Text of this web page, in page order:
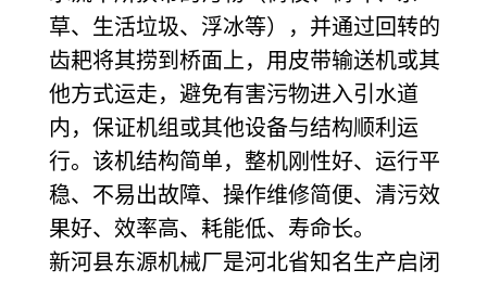
草、生活垃圾、浮冰等），并通过回转的
齿耙将其捞到桥面上，用皮带输送机或其
他方式运走，避免有害污物进入引水道
内，保证机组或其他设备与结构顺利运
行。该机结构简单，整机刚性好、运行平
稳、不易出故障、操作维修简便、清污效
果好、效率高、耗能低、寿命长。
新河县东源机械厂是河北省知名生产启闭